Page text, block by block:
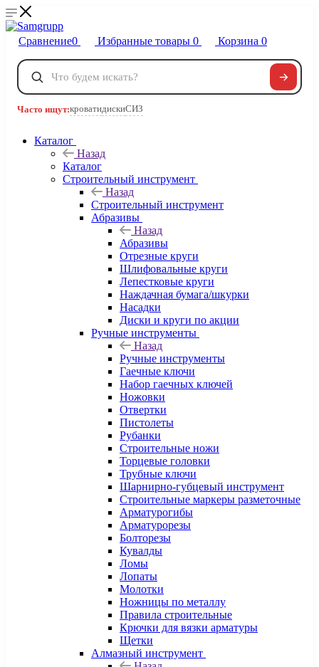
Сравнение0 Избранные товары 0 Корзина 0
Телефоны
8 800 222-40-09
Часто ищут:кроватидискиСИЗ
Каталог
Назад
Каталог
Строительный инструмент
Назад
Строительный инструмент
Абразивы
Назад
Абразивы
Отрезные круги
Шлифовальные круги
Лепестковые круги
Наждачная бумага/шкурки
Насадки
Диски и круги по акции
Ручные инструменты
Назад
Ручные инструменты
Гаечные ключи
Набор гаечных ключей
Ножовки
Отвертки
Пистолеты
Рубанки
Строительные ножи
Торцевые головки
Трубные ключи
Шарнирно-губцевый инструмент
Строительные маркеры разметочные
Арматурогибы
Арматурорезы
Болторезы
Кувалды
Ломы
Лопаты
Молотки
Ножницы по металлу
Правила строительные
Крючки для вязки арматуры
Щетки
Алмазный инструмент